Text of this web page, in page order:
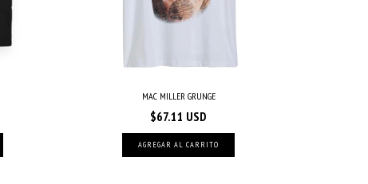
MAC MILLER GRUNGE
$67.11 USD
AGREGAR AL CARRITO